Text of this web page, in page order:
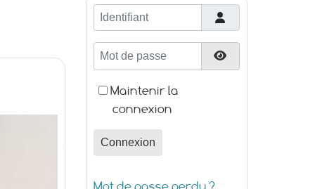
Identifiant
Mot de passe
Maintenir la
connexion
Connexion
Mot de passe perdu ?